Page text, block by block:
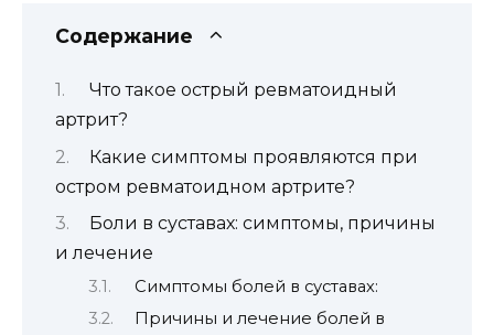
Содержание
Что такое острый ревматоидный
артрит?
Какие симптомы проявляются при
остром ревматоидном артрите?
Боли в суставах: симптомы, причины
и лечение
Симптомы болей в суставах:
Причины и лечение болей в